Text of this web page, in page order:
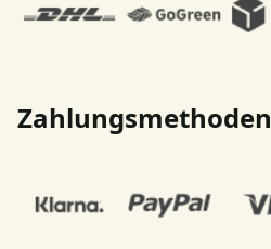
Zahlungsmethoden